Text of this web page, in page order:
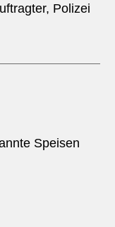
Polizei
Speisen